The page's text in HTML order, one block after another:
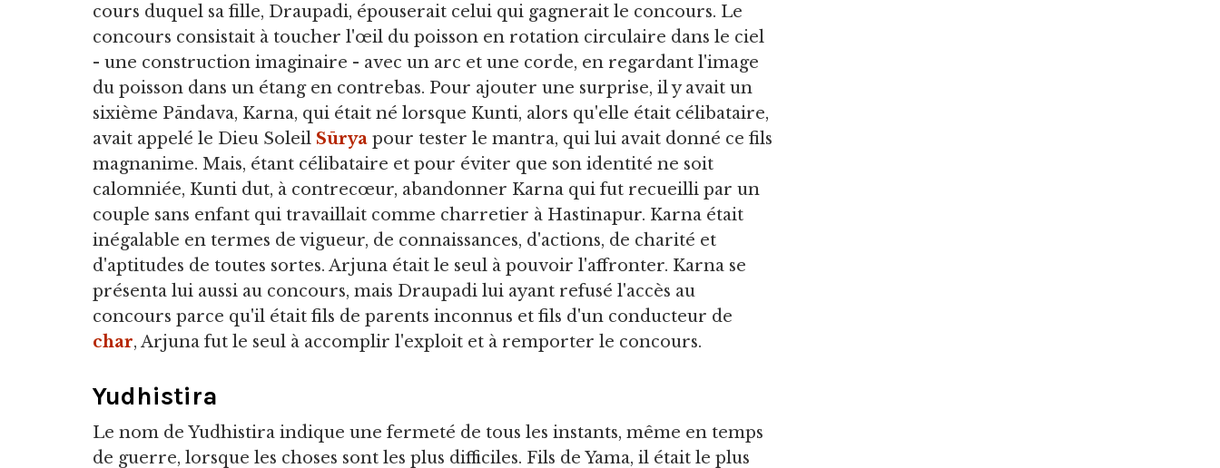
cours duquel sa fille, Draupadi, épouserait celui qui gagnerait le concours. Le
concours consistait à toucher l'œil du poisson en rotation circulaire dans le ciel
- une construction imaginaire - avec un arc et une corde, en regardant l'image
du poisson dans un étang en contrebas. Pour ajouter une surprise, il y avait un
sixième Pāndava, Karna, qui était né lorsque Kunti, alors qu'elle était célibataire,
avait appelé le Dieu Soleil Sūrya pour tester le mantra, qui lui avait donné ce fils
magnanime. Mais, étant célibataire et pour éviter que son identité ne soit
calomniée, Kunti dut, à contrecœur, abandonner Karna qui fut recueilli par un
couple sans enfant qui travaillait comme charretier à Hastinapur. Karna était
inégalable en termes de vigueur, de connaissances, d'actions, de charité et
d'aptitudes de toutes sortes. Arjuna était le seul à pouvoir l'affronter. Karna se
présenta lui aussi au concours, mais Draupadi lui ayant refusé l'accès au
concours parce qu'il était fils de parents inconnus et fils d'un conducteur de
char, Arjuna fut le seul à accomplir l'exploit et à remporter le concours.
Yudhistira
Le nom de Yudhistira indique une fermeté de tous les instants, même en temps
de guerre, lorsque les choses sont les plus difficiles. Fils de Yama, il était le plus